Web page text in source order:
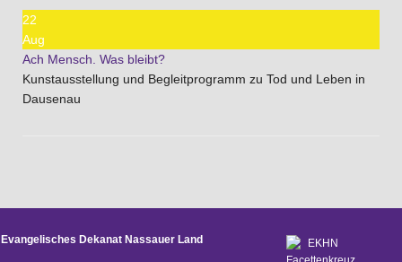
22
Aug
Ach Mensch. Was bleibt?
Kunstausstellung und Begleitprogramm zu Tod und Leben in
Dausenau
Evangelisches Dekanat Nassauer Land